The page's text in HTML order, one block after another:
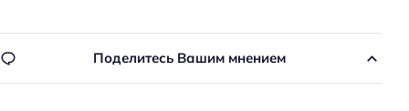
Поделитесь Вашим мнением